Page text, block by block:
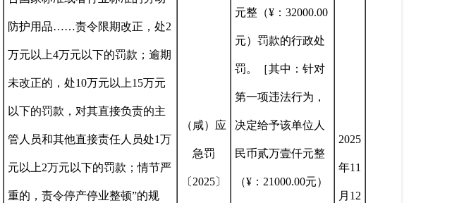
防护用品……责令限期改正，处2
万元以上4万元以下的罚款；逾期
未改正的，处10万元以上15万元
以下的罚款，对其直接负责的主
管人员和其他直接责任人员处1万
元以上2万元以下的罚款；情节严
重的，责令停产停业整顿”的规
（咸）应
急罚
〔2025〕
元整（¥：32000.00
元）罚款的行政处
罚。［其中：针对
第一项违法行为，
决定给予该单位人
民币贰万壹仟元整
（¥：21000.00元）
2025
年11
月12